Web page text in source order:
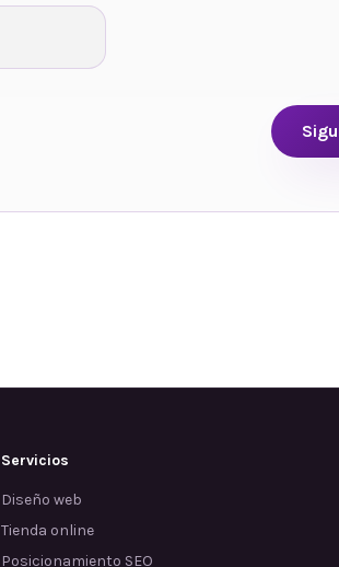
Servicios
Diseño web
Tienda online
Posicionamiento SEO